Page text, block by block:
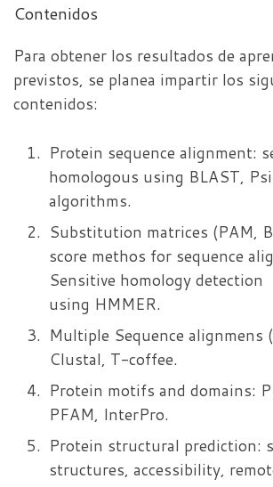
Contenidos
Para obtener los resultados de
previstos, se planea impartir los
contenidos:
Protein sequence alignment:
homologous using BLAST,
algorithms.
Substitution matrices (PAM,
score methos for sequence
Sensitive homology detection
using HMMER.
Multiple Sequence alignmens
Clustal, T-coffee.
Protein motifs and domains:
PFAM, InterPro.
Protein structural prediction:
structures, accessibility,